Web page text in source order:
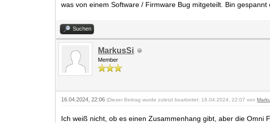
was von einem Software / Firmware Bug mitgeteilt. Bin
Suchen
MarkusSi
Member
16.04.2024, 22:06(Dieser Beitrag wurde zuletzt bearbeitet: 16.04.2024, 22:07 von
Ich weiß nicht, ob es einen Zusammenhang gibt, aber die Omni